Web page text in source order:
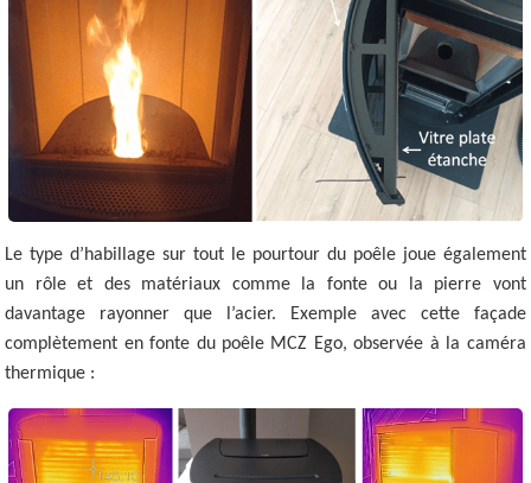
Le type d’habillage sur tout le pourtour du poêle joue également
un rôle et des matériaux comme la fonte ou la pierre vont
davantage rayonner que l’acier. Exemple avec cette façade
complètement en fonte du poêle MCZ Ego, observée à la caméra
thermique :